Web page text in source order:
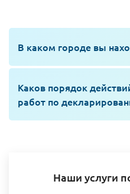
В каком городе вы
Каков порядок
работ по
Наши услуги